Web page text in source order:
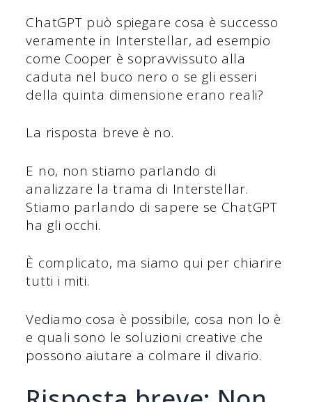
ChatGPT può spiegare cosa è successo
veramente in Interstellar, ad esempio
come Cooper è sopravvissuto alla
caduta nel buco nero o se gli esseri
della quinta dimensione erano reali?
La risposta breve è no.
E no, non stiamo parlando di
analizzare la trama di Interstellar.
Stiamo parlando di sapere se ChatGPT
ha gli occhi.
È complicato, ma siamo qui per chiarire
tutti i miti.
Vediamo cosa è possibile, cosa non lo è
e quali sono le soluzioni creative che
possono aiutare a colmare il divario.